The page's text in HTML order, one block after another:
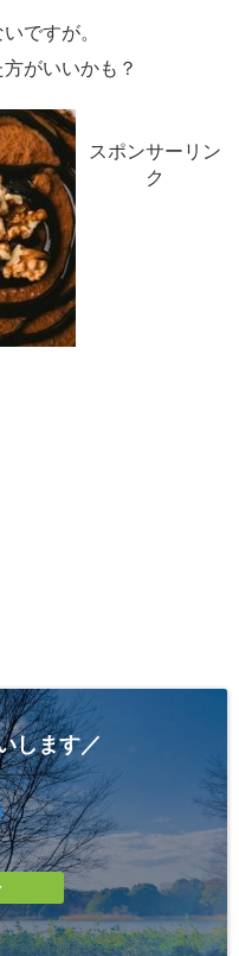
ですが。
がいいかも？
スポンサーリン
ク
します／